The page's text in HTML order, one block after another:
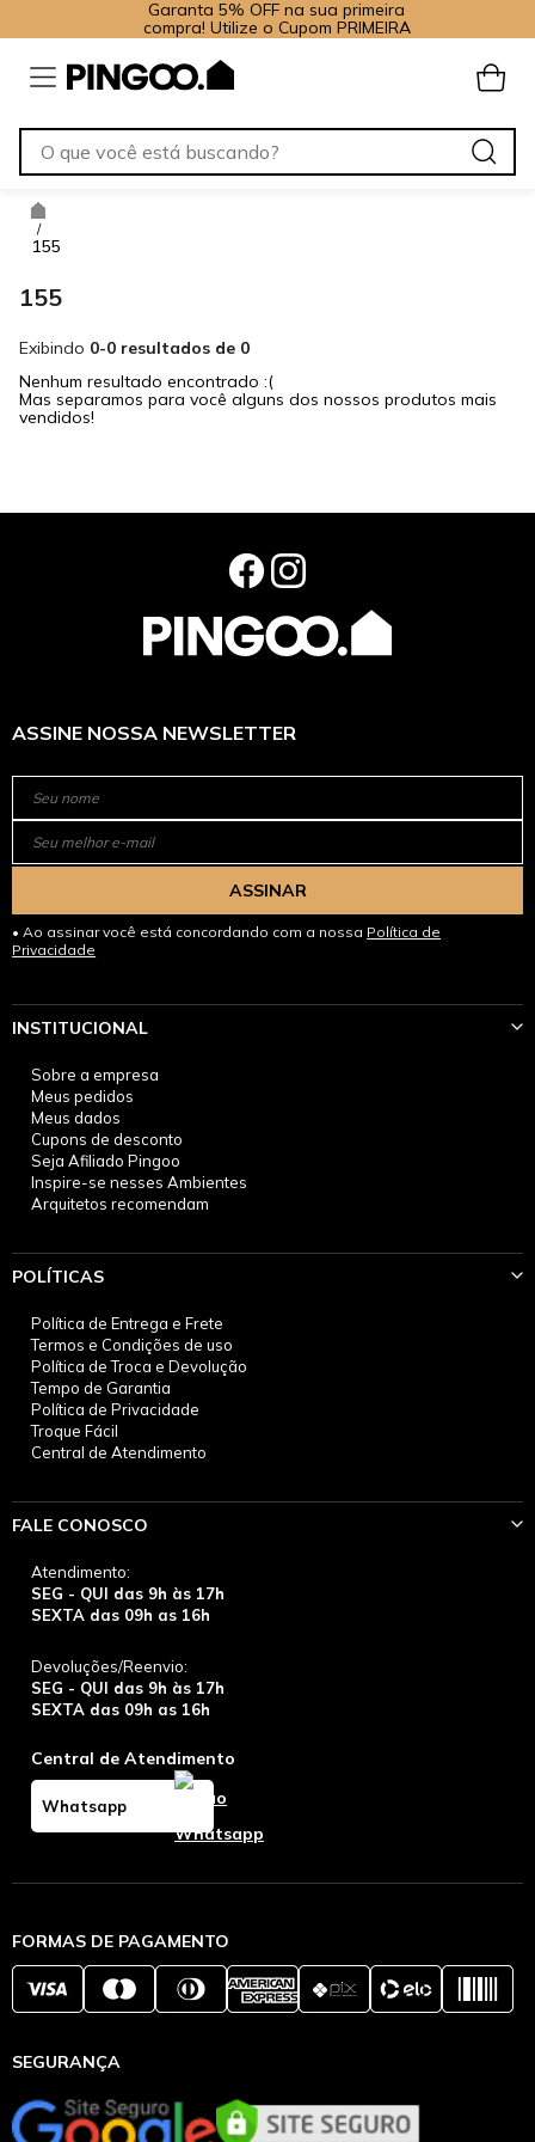
Garanta 5% OFF na sua primeira
compra! Utilize o Cupom PRIMEIRA
/
155
155
Exibindo 0-0 resultados de 0
Nenhum resultado encontrado :(
Mas separamos para você alguns dos nossos produtos mais
vendidos!
ASSINE NOSSA NEWSLETTER
ASSINAR
Ao assinar você está concordando com a nossa Política de
Privacidade
INSTITUCIONAL
Sobre a empresa
Meus pedidos
Meus dados
Cupons de desconto
Seja Afiliado Pingoo
Inspire-se nesses Ambientes
Arquitetos recomendam
POLÍTICAS
Política de Entrega e Frete
Termos e Condições de uso
Política de Troca e Devolução
Tempo de Garantia
Política de Privacidade
Troque Fácil
Central de Atendimento
FALE CONOSCO
Atendimento:
SEG - QUI das 9h às 17h
SEXTA das 09h as 16h
Devoluções/Reenvio:
SEG - QUI das 9h às 17h
SEXTA das 09h as 16h
Central de Atendimento
Whatsapp
FORMAS DE PAGAMENTO
SEGURANÇA